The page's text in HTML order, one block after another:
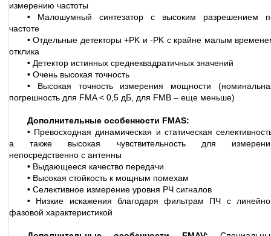
измерению частоты
• Малошумный синтезатор с высоким разрешением
частоте
•Отдельные детекторы +PK и -PK с крайне малым
отклика
• Детектор истинных среднеквадратичных значений
• Очень высокая точность
• Высокая точность измерения мощности
погрешность для FMA < 0,5 дБ, для FMB – еще меньше)
Дополнительные особенности FMAS:
• Превосходная динамическая и статическая
а также высокая чувствительность для
непосредственно с антенны
• Выдающееся качество передачи
• Высокая стойкость к мощным помехам
• Селективное измерение уровня РЧ сигналов
• Низкие искажения благодаря фильтрам ПЧ с
фазовой характеристикой